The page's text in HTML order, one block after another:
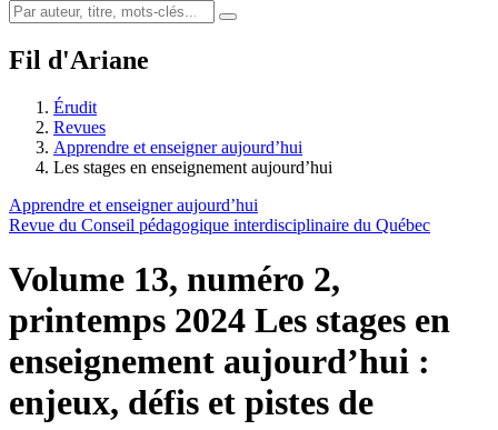
Fil d'Ariane
Érudit
Revues
Apprendre et enseigner aujourd’hui
Les stages en enseignement aujourd’hui
Apprendre et enseigner aujourd’hui
Revue du Conseil pédagogique interdisciplinaire du Québec
Volume 13, numéro 2,
printemps 2024 Les stages en
enseignement aujourd’hui :
enjeux, défis et pistes de